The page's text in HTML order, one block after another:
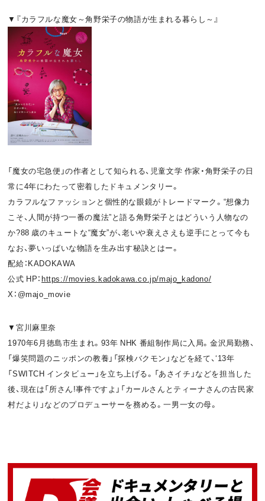
▼『カラフルな魔女～角野栄子の物語が生まれる暮らし～』
「魔女の宅急便」の作者として知られる、児童文学 作家・角野栄子の日
常に4年にわたって密着したドキュメンタリー。
カラフルなファッションと個性的な眼鏡がトレードマーク。“想像力
こそ、人間が持つ一番の魔法”と語る角野栄子とはどういう人物なの
か?88 歳のキュートな“魔女”が、老いや衰えさえも逆手にとって今も
なお、夢いっぱいな物語を生み出す秘訣とはー。
配給：KADOKAWA
公式 HP： https://movies.kadokawa.co.jp/majo_kadono/
X：@majo_movie
▼宮川麻里奈
1970年6月徳島市生まれ。93年 NHK 番組制作局に入局。金沢局勤務、
「爆笑問題のニッポンの教養」「探検バクモン」などを経て、‘13年
「SWITCH インタビュー」を立ち上げる。「あさイチ」などを担当した
後、現在は「所さん!事件ですよ」「カールさんとティーナさんの古民家
村だより」などのプロデューサーを務める。一男一女の母。